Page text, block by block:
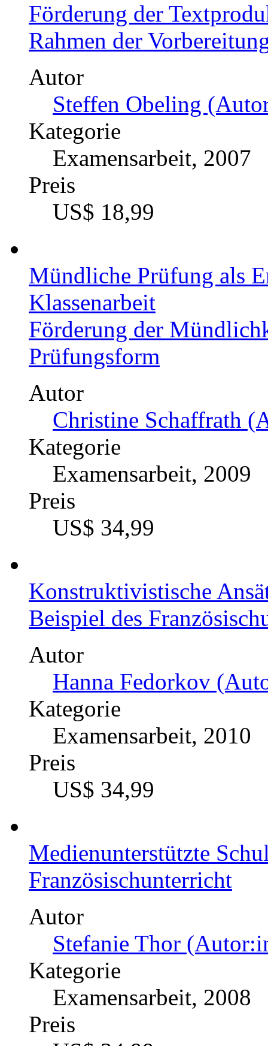
Förderung der
Rahmen der
Autor
Steffen Obeling
Kategorie
Examensarbeit, 2007
Preis
US$ 18,99
Mündliche Prüfung als
Klassenarbeit
Förderung der
Prüfungsform
Autor
Christine Schaffrath
Kategorie
Examensarbeit, 2009
Preis
US$ 34,99
Konstruktivistische
Beispiel des
Autor
Hanna Fedorkov
Kategorie
Examensarbeit, 2010
Preis
US$ 34,99
Medienunterstützte
Französischunterricht
Autor
Stefanie Thor
Kategorie
Examensarbeit, 2008
Preis